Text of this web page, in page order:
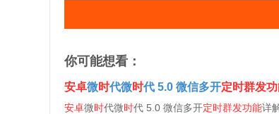
你可能想看：
安卓微时代微时代 5.0 微信多开定时群发
安卓微时代微时代 5.0 微信多开定时群发功能详